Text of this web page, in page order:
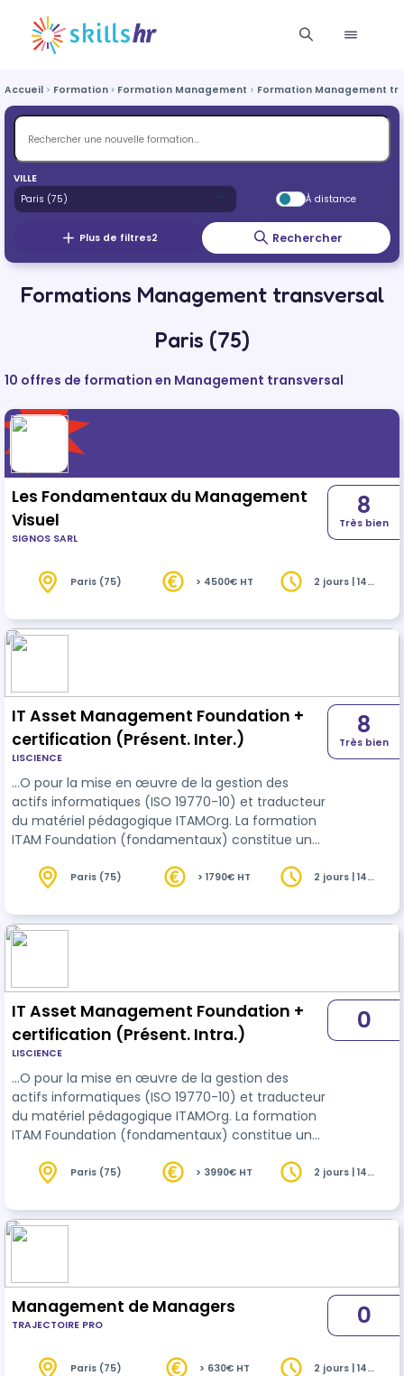
Accueil Formation Formation Management Formation Management
VILLE
À distance
Plus de filtres2 Rechercher
Formations Management transversal
Paris (75)
10 offres de formation en Management transversal
Les Fondamentaux du Management
Visuel
SIGNOS SARL
8
Très bien
Paris (75) > 4500€ HT
2 jours | 14
IT Asset Management Foundation +
certification (Présent. Inter.)
LISCIENCE
…O pour la mise en œuvre de la gestion des
actifs informatiques (ISO 19770-10) et traducteur
du matériel pédagogique ITAMOrg. La formation
ITAM Foundation (fondamentaux) constitue une
(IT Asset Management, ITAM). Elle offre une vue
la gestion des actifs IT ainsi que leur interaction
avec la gestion des contrats, la conformité, la
8
Très bien
Paris (75) > 1790€ HT
2 jours | 14
IT Asset Management Foundation +
certification (Présent. Intra.)
LISCIENCE
…O pour la mise en œuvre de la gestion des
actifs informatiques (ISO 19770-10) et traducteur
du matériel pédagogique ITAMOrg. La formation
ITAM Foundation (fondamentaux) constitue une
(IT Asset Management, ITAM). Elle offre une vue
la gestion des actifs IT ainsi que leur interaction
avec la gestion des contrats, la conformité, la
0
Paris (75) > 3990€ HT
2 jours | 14
Management de Managers
TRAJECTOIRE PRO 0
Paris (75) > 630€ HT
2 jours | 14